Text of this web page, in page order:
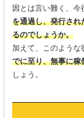
因とは言い難く、
を通過し、発行され
るのでしょうか。
加えて、このような
でに至り、無事に稼
しょう。